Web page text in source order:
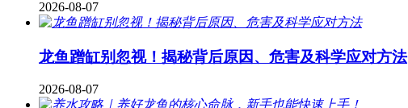
2026-08-07
龙鱼蹭缸别忽视！揭秘背后原因、危害及科学应对方法
2026-08-07